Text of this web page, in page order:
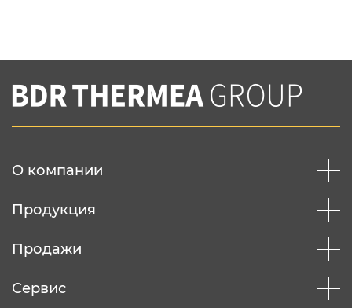
Вы соглашаетесь с нашей политикой
конфеденциальности
О компании
Продукция
Продажи
Сервис